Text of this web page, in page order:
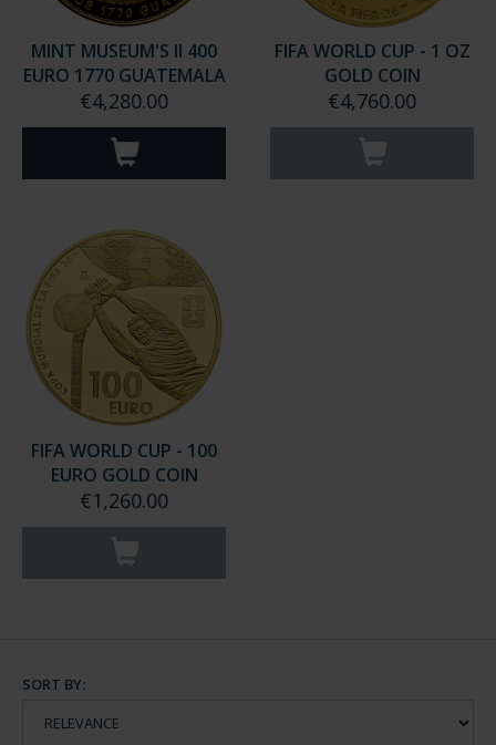
MINT MUSEUM'S II 400
EURO 1770 GUATEMALA
€4,280.00
FIFA WORLD CUP - 1 OZ
GOLD COIN
€4,760.00
FIFA WORLD CUP - 100
EURO GOLD COIN
€1,260.00
SORT BY: